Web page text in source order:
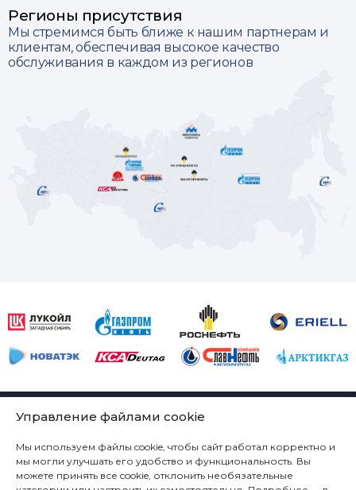
Управление файлами cookie
Мы используем файлы cookie, чтобы сайт работал корректно и
мы могли улучшать его удобство и функциональность. Вы
можете принять все cookie, отклонить необязательные
Регионы присутствия
Мы стремимся быть ближе к нашим партнерам и
клиентам, обеспечивая высокое качество
обслуживания в каждом из регионов
КОМПАНИЯ
ПРОДУКЦИЯ
СЕРВИС